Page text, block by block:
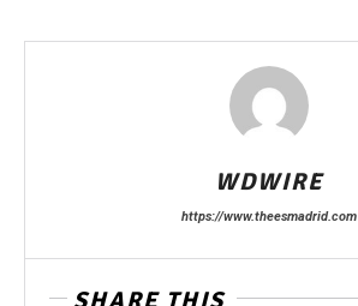
WDWIRE
https://www.theesmadrid.com